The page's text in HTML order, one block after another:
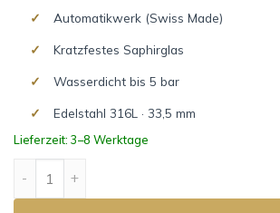
Automatikwerk (Swiss Made)
Kratzfestes Saphirglas
Wasserdicht bis 5 bar
Edelstahl 316L · 33,5 mm
Lieferzeit: 3–8 Werktage